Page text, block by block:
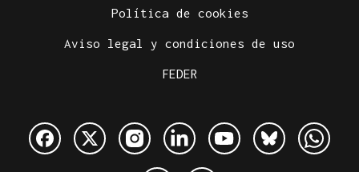
Política de cookies
Aviso legal y condiciones de uso
FEDER